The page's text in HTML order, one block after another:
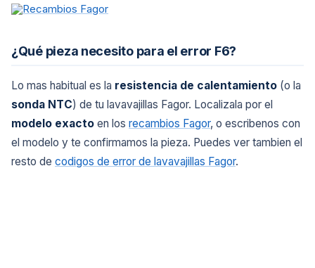
¿Qué pieza necesito para el error F6?
Lo mas habitual es la resistencia de calentamiento (o la
sonda NTC) de tu lavavajillas Fagor. Localizala por el
modelo exacto en los recambios Fagor, o escribenos con
el modelo y te confirmamos la pieza. Puedes ver tambien el
resto de codigos de error de lavavajillas Fagor.